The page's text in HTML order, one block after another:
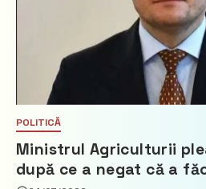
POLITICĂ
Ministrul Agriculturii
după ce a negat că a